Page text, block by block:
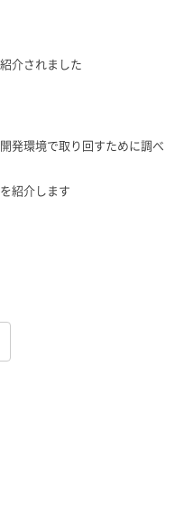
介されました
発環境で取り回すために調べ
紹介します